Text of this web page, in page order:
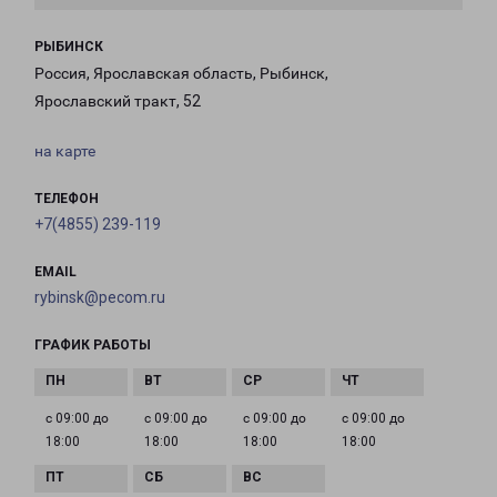
РЫБИНСК
Россия, Ярославская область, Рыбинск,
Ярославский тракт, 52
на карте
ТЕЛЕФОН
+7(4855) 239-119
EMAIL
rybinsk@pecom.ru
ГРАФИК РАБОТЫ
с 09:00 до
18:00
с 09:00 до
18:00
с 09:00 до
18:00
с 09:00 до
18:00